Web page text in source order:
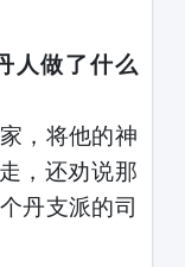
人做了什么
，将他的神
，还劝说那
丹支派的司